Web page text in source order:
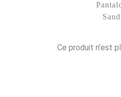
Sand
Ce produit n'est